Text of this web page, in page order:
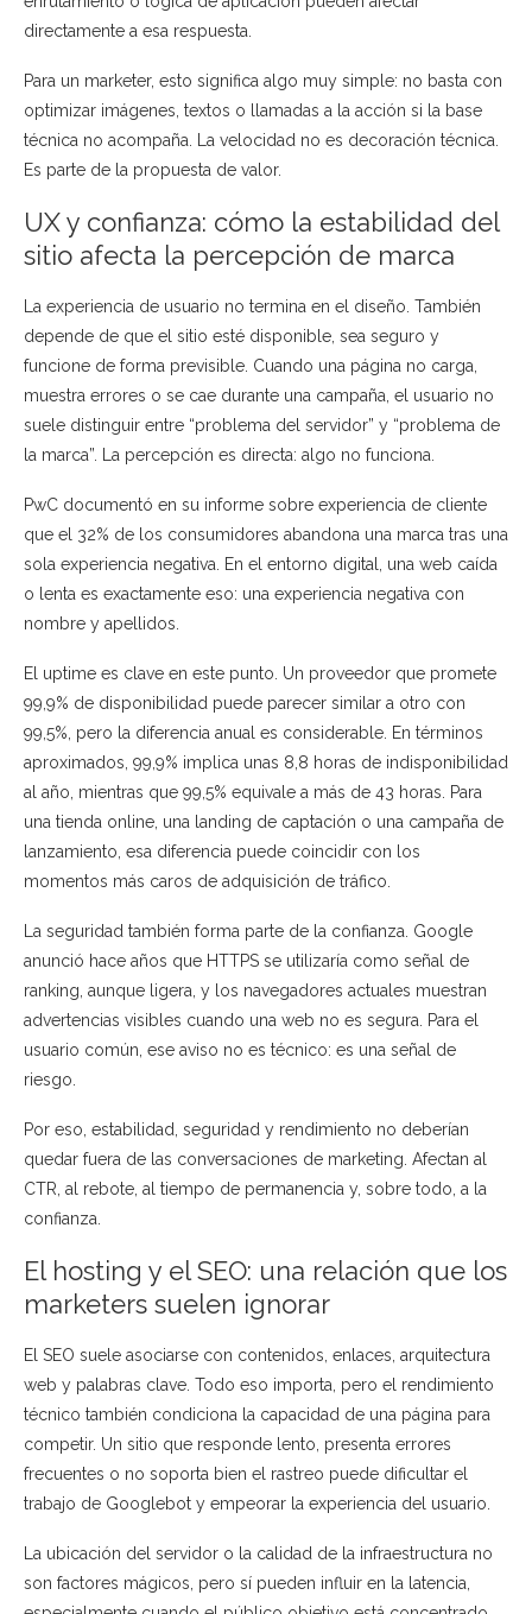
directamente a esa respuesta.
Para un marketer, esto significa algo muy simple: no basta con
optimizar imágenes, textos o llamadas a la acción si la base
técnica no acompaña. La velocidad no es decoración técnica.
Es parte de la propuesta de valor.
UX y confianza: cómo la estabilidad del
sitio afecta la percepción de marca
La experiencia de usuario no termina en el diseño. También
depende de que el sitio esté disponible, sea seguro y
funcione de forma previsible. Cuando una página no carga,
muestra errores o se cae durante una campaña, el usuario no
suele distinguir entre “problema del servidor” y “problema de
la marca”. La percepción es directa: algo no funciona.
PwC documentó en su informe sobre experiencia de cliente
que el 32% de los consumidores abandona una marca tras una
sola experiencia negativa. En el entorno digital, una web caída
o lenta es exactamente eso: una experiencia negativa con
nombre y apellidos.
El uptime es clave en este punto. Un proveedor que promete
99,9% de disponibilidad puede parecer similar a otro con
99,5%, pero la diferencia anual es considerable. En términos
aproximados, 99,9% implica unas 8,8 horas de indisponibilidad
al año, mientras que 99,5% equivale a más de 43 horas. Para
una tienda online, una landing de captación o una campaña de
lanzamiento, esa diferencia puede coincidir con los
momentos más caros de adquisición de tráfico.
La seguridad también forma parte de la confianza. Google
anunció hace años que HTTPS se utilizaría como señal de
ranking, aunque ligera, y los navegadores actuales muestran
advertencias visibles cuando una web no es segura. Para el
usuario común, ese aviso no es técnico: es una señal de
riesgo.
Por eso, estabilidad, seguridad y rendimiento no deberían
quedar fuera de las conversaciones de marketing. Afectan al
CTR, al rebote, al tiempo de permanencia y, sobre todo, a la
confianza.
El hosting y el SEO: una relación que los
marketers suelen ignorar
El SEO suele asociarse con contenidos, enlaces, arquitectura
web y palabras clave. Todo eso importa, pero el rendimiento
técnico también condiciona la capacidad de una página para
competir. Un sitio que responde lento, presenta errores
frecuentes o no soporta bien el rastreo puede dificultar el
trabajo de Googlebot y empeorar la experiencia del usuario.
La ubicación del servidor o la calidad de la infraestructura no
son factores mágicos, pero sí pueden influir en la latencia,